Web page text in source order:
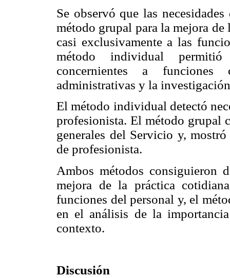
Se observó que las
método grupal para la mejora
casi exclusivamente a las
método individual permitió
concernientes a
administrativas y la
El método individual detectó
profesionista. El método grupal
generales del Servicio y,
de profesionista.
Ambos métodos consiguieron
mejora de la práctica
funciones del personal y, el
en el análisis de la
contexto.
Discusión